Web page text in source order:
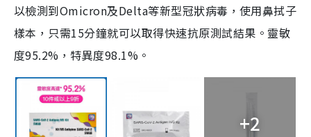
以檢測到Omicron及Delta等新型冠狀病毒，使用鼻拭子
樣本，只需15分鐘就可以取得快速抗原測試結果。靈敏
度95.2%，特異度98.1%。
+2